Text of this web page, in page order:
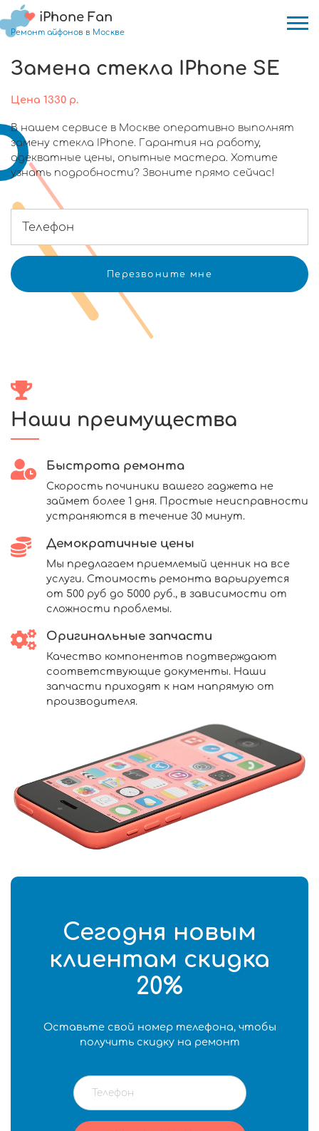
iPhone Fan
Ремонт айфонов в Москве
Замена стекла IPhone SE
Цена 1330 р.
В нашем сервисе в Москве оперативно выполнят
замену стекла IPhone. Гарантия на работу,
адекватные цены, опытные мастера. Хотите
узнать подробности? Звоните прямо сейчас!
Наши преимущества
Быстрота ремонта
Скорость починики вашего гаджета не
займет более 1 дня. Простые неисправности
устраняются в течение 30 минут.
Демократичные цены
Мы предлагаем приемлемый ценник на все
услуги. Стоимость ремонта варьируется
от 500 руб до 5000 руб., в зависимости от
сложности проблемы.
Оригинальные запчасти
Качество компонентов подтверждают
соответствующие документы. Наши
запчасти приходят к нам напрямую от
производителя.
Сегодня новым
клиентам скидка
20%
Оставьте свой номер телефона, чтобы
получить скидку на ремонт